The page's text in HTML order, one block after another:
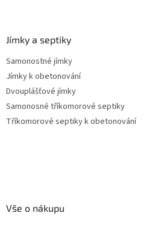
Jímky a septiky
Samonostné jímky
Jímky k obetonování
Dvouplášťové jímky
Samonosné tříkomorové septiky
Tříkomorové septiky k obetonování
Vše o nákupu